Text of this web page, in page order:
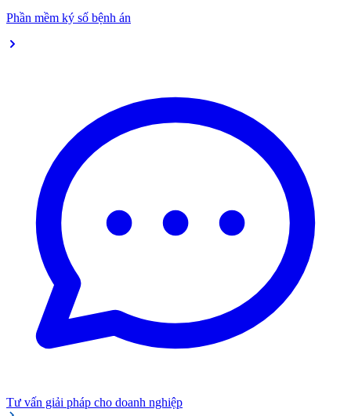
Phần mềm ký số bệnh án
Tư vấn giải pháp cho doanh nghiệp